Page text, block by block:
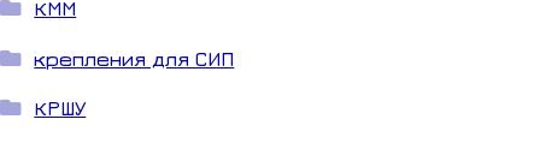
КММ
крепления для СИП
КРШУ